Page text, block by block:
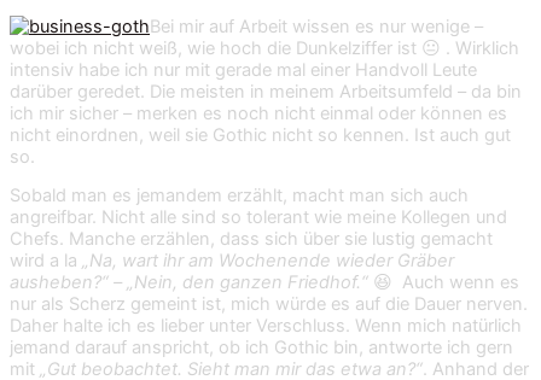
Bei mir auf Arbeit wissen es nur wenige –
wobei ich nicht weiß, wie hoch die Dunkelziffer ist 😐 . Wirklich
intensiv habe ich nur mit gerade mal einer Handvoll Leute
darüber geredet. Die meisten in meinem Arbeitsumfeld – da bin
ich mir sicher – merken es noch nicht einmal oder können es
nicht einordnen, weil sie Gothic nicht so kennen. Ist auch gut
so.
Sobald man es jemandem erzählt, macht man sich auch
angreifbar. Nicht alle sind so tolerant wie meine Kollegen und
Chefs. Manche erzählen, dass sich über sie lustig gemacht
wird a la „Na, wart ihr am Wochenende wieder Gräber
ausheben?“ – „Nein, den ganzen Friedhof.“ 😆 Auch wenn es
nur als Scherz gemeint ist, mich würde es auf die Dauer nerven.
Daher halte ich es lieber unter Verschluss. Wenn mich natürlich
jemand darauf anspricht, ob ich Gothic bin, antworte ich gern
mit „Gut beobachtet. Sieht man mir das etwa an?“. Anhand der